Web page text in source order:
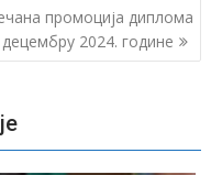
промоција диплома
2024. године